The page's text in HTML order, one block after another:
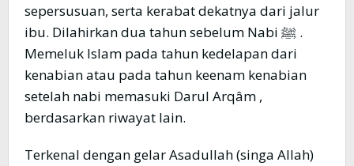
sepersusuan, serta kerabat dekatnya dari jalur
ibu. Dilahirkan dua tahun sebelum Nabi ﷺ .
Memeluk Islam pada tahun kedelapan dari
kenabian atau pada tahun keenam kenabian
setelah nabi memasuki Darul Arqâm ,
berdasarkan riwayat lain.
Terkenal dengan gelar Asadullah (singa Allah)